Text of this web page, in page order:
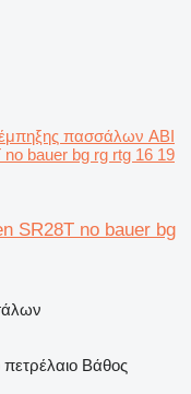
πασσάλων ABI
bauer bg rg rtg 16 19
SR28T no bauer bg
πετρέλαιο Βάθος